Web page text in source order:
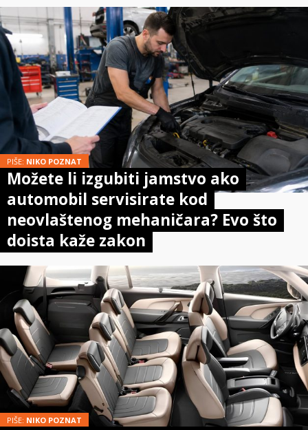
PIŠE: NIKO POZNAT
Možete li izgubiti jamstvo ako
automobil servisirate kod
neovlaštenog mehaničara? Evo što
doista kaže zakon
PIŠE: NIKO POZNAT